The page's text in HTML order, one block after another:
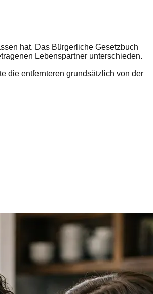
hat. Das Bürgerliche Gesetzbuch
Lebenspartner unterschieden.
die entfernteren grundsätzlich von der